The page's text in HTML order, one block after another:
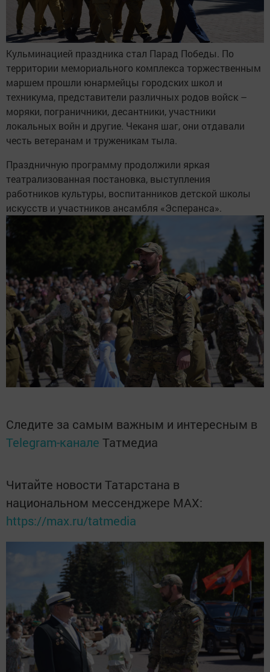
Кульминацией праздника стал Парад Победы. По
территории мемориального комплекса торжественным
маршем прошли юнармейцы городских школ и
техникума, представители различных родов войск –
моряки, пограничники, десантники, участники
локальных войн и другие. Чеканя шаг, они отдавали
честь ветеранам и труженикам тыла.
Праздничную программу продолжили яркая
театрализованная постановка, выступления
работников культуры, воспитанников детской школы
искусств и участников ансамбля «Эсперанса».
Следите за самым важным и интересным в
Telegram-канале Татмедиа
Читайте новости Татарстана в
национальном мессенджере MАХ:
https://max.ru/tatmedia